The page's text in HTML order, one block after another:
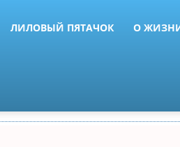
ЛИЛОВЫЙ ПЯТАЧОК О